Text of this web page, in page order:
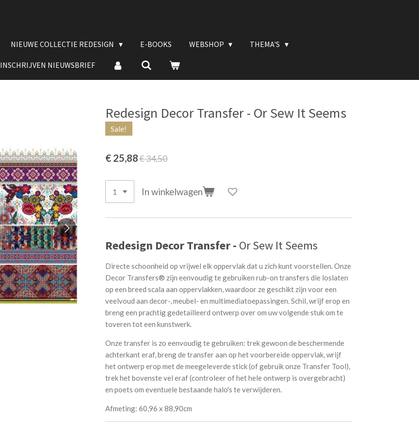
NIEUWE COLLECTIE REDESIGN E-BOOKS WEBSHOP THEMA'S
INSCHRIJVEN NIEUWSBRIEF
Redesign Decor Transfer - Or Sew It Seems
Sale!
€ 25,88€ 34,50
In winkelwagen
Redesign Decor Transfer - Or Sew It Seems
Directe schoonheid op vrijwel elk oppervlak dat u zich kunt voorstellen. Onze
Decor Transfers® zijn eenvoudig te gebruiken rub-on transfers die loslaten
op een breed scala aan oppervlakken, waardoor ze geschikt zijn voor een
veelvoud aan decor-, meubel- en multimediatoepassingen. Schil, wrijf erop en
breng een prachtig gedetailleerd ontwerp over om uw volgende stuk om te
toveren tot een kunstwerk.
Onze transfer is zo eenvoudig te gebruiken: trek gewoon de beschermende
achterkant eraf, breng de transfer aan op het voorbereide oppervlak, wrijf
het ontwerp erop met de meegeleverde stick (of gebruik onze Transfer Tool),
trek het bovenste vel eraf (controleer of het hele ontwerp is overgebracht)
en poets om eventuele bestaande halo's te verwijderen.
Afmeting: 60,96 x 88,90cm